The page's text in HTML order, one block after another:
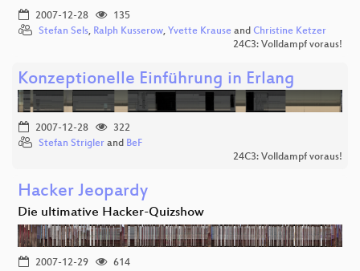
2007-12-28
135
Stefan Sels, Ralph Kusserow, Yvette Krause and Christine Ketzer
24C3: Volldampf voraus!
Konzeptionelle Einführung in Erlang
2007-12-28
322
Stefan Strigler and BeF
24C3: Volldampf voraus!
Hacker Jeopardy
Die ultimative Hacker-Quizshow
2007-12-29
614